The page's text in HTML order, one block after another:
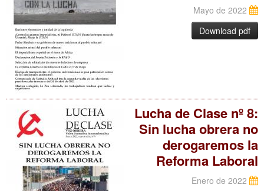
Download pdf
Lucha de Clase nº 8:
Sin lucha obrera no
derogaremos la
Reforma Laboral